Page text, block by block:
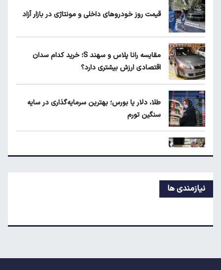
طلا، دلار یا بورس؛ بهترین سرمایه‌گذاری در سایه
قیمت روز خودروهای داخلی و مونتاژی در بازار آزاد
مقایسه رانا پلاس و سهند S؛ خرید کدام سدان
اقتصادی ارزش بیشتری دارد؟
طلا، دلار یا بورس؛ بهترین سرمایه‌گذاری در سایه
سنگین تورم
مرغ گران می‌شود
نیازمندی ها